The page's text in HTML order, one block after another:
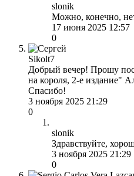
slonik
Можно, конечно,
17 июня 2025 12:57
0
Sikolt7
Добрый вечер! Прошу
на короля, 2-е издание"
Спасибо!
3 ноября 2025 21:29
0
slonik
Здравствуйте,
3 ноября 2025 21:29
0